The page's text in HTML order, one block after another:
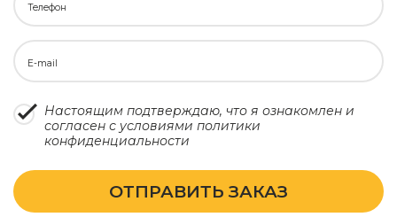
Телефон
E-mail
Настоящим подтверждаю, что я ознакомлен и
согласен с условиями политики
конфиденциальности
ОТПРАВИТЬ ЗАКАЗ